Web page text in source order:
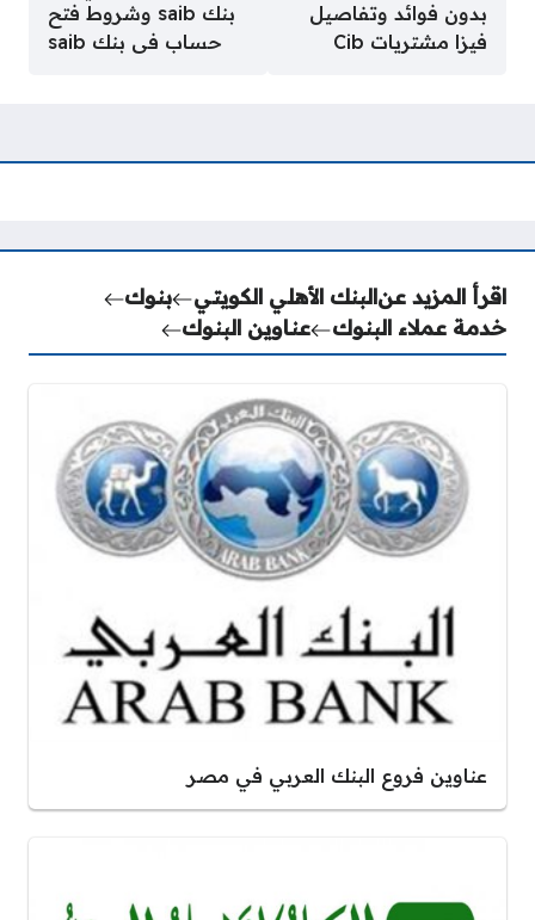
بدون فوائد وتفاصيل
فيزا مشتريات Cib
بنك saib وشروط فتح
حساب فى بنك saib
اقرأ المزيد عنالبنك الأهلي الكويتي
بنوك
خدمة عملاء البنوك
عناوين البنوك
عناوين فروع البنك العربي في مصر